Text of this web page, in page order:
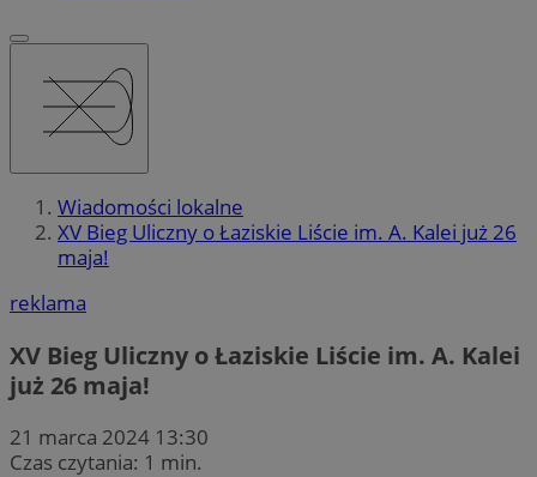
Wiadomości lokalne
XV Bieg Uliczny o Łaziskie Liście im. A. Kalei już 26
maja!
reklama
XV Bieg Uliczny o Łaziskie Liście im. A. Kalei
już 26 maja!
21 marca 2024 13:30
Czas czytania: 1 min.